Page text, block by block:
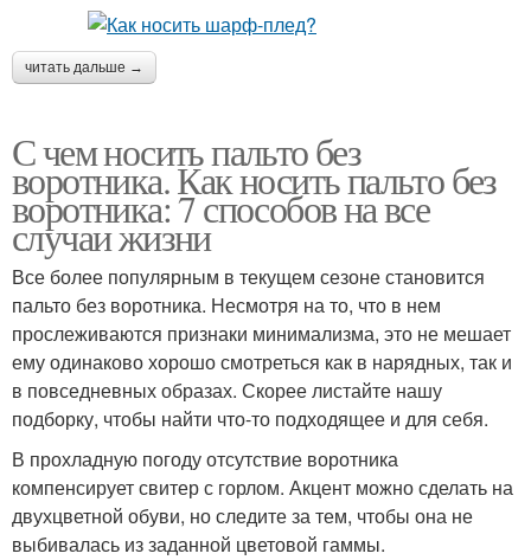
читать дальше →
С чем носить пальто без
воротника. Как носить пальто без
воротника: 7 способов на все
случаи жизни
Все более популярным в текущем сезоне становится
пальто без воротника. Несмотря на то, что в нем
прослеживаются признаки минимализма, это не мешает
ему одинаково хорошо смотреться как в нарядных, так и
в повседневных образах. Скорее листайте нашу
подборку, чтобы найти что-то подходящее и для себя.
В прохладную погоду отсутствие воротника
компенсирует свитер с горлом. Акцент можно сделать на
двухцветной обуви, но следите за тем, чтобы она не
выбивалась из заданной цветовой гаммы.